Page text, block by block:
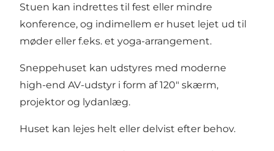
Stuen kan indrettes til fest eller mindre
konference, og indimellem er huset lejet ud til
møder eller f.eks. et yoga-arrangement.
Sneppehuset kan udstyres med moderne
high-end AV-udstyr i form af 120″ skærm,
projektor og lydanlæg.
Huset kan lejes helt eller delvist efter behov.